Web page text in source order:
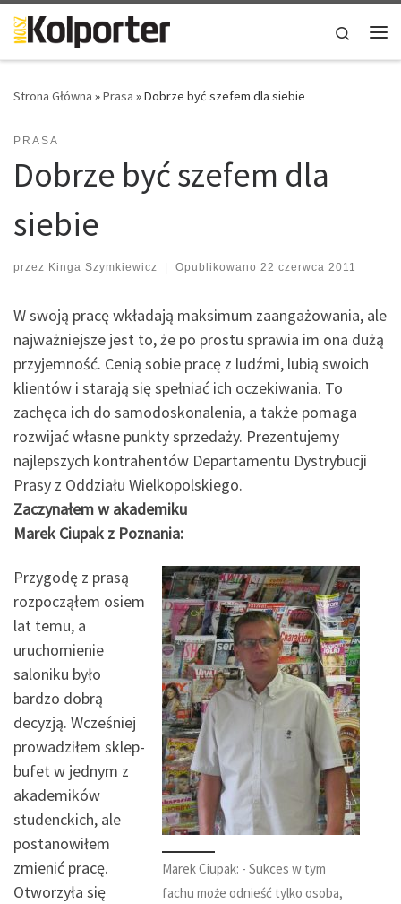
Skip to content
Search
Strona Główna »Prasa »Dobrze być szefem dla siebie
PRASA
Dobrze być szefem dla
siebie
przez Kinga Szymkiewicz | Opublikowano 22 czerwca 2011
W swoją pracę wkładają maksimum zaangażowania, ale
najważniejsze jest to, że po prostu sprawia im ona dużą
przyjemność. Cenią sobie pracę z ludźmi, lubią swoich
klientów i starają się spełniać ich oczekiwania. To
zachęca ich do samodoskonalenia, a także pomaga
rozwijać własne punkty sprzedaży. Prezentujemy
najlepszych kontrahentów Departamentu Dystrybucji
Prasy z Oddziału Wielkopolskiego.
Zaczynałem w akademiku
Marek Ciupak z Poznania:
Marek Ciupak: - Sukces w tym
fachu może odnieść tylko osoba,
Przygodę z prasą
rozpocząłem osiem
lat temu, a
uruchomienie
saloniku było
bardzo dobrą
decyzją. Wcześniej
prowadziłem sklep-
bufet w jednym z
akademików
studenckich, ale
postanowiłem
zmienić pracę.
Otworzyła się